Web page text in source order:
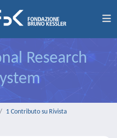
Research
1 Contributo su Rivista